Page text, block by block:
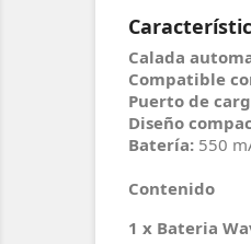
Calada
Compatible
Puerto de
Diseño
Batería: 550
Contenido
1 x Bateria